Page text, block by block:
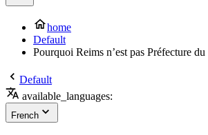
home
Default
Pourquoi Reims n’est pas Préfecture
Default
available_languages:
French